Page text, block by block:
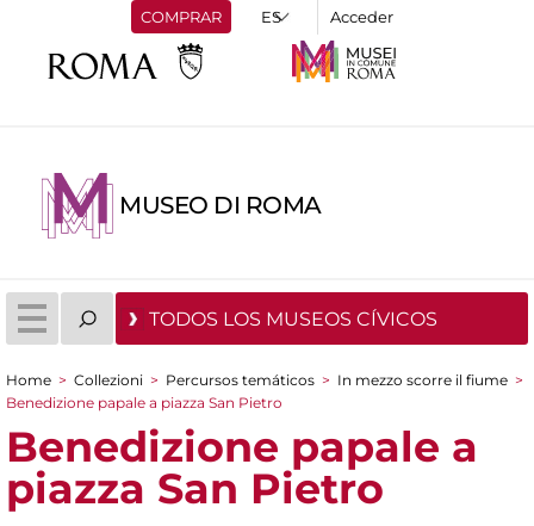
COMPRAR Acceder
MUSEO DI ROMA
TODOS LOS MUSEOS CÍVICOS
You are here
Home > Collezioni > Percursos temáticos > In mezzo scorre il fiume >
Benedizione papale a piazza San Pietro
Benedizione papale a
piazza San Pietro